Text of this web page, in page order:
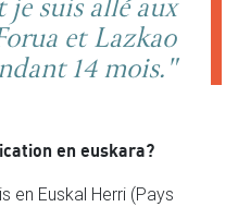
et Lazkao
14 mois."
en euskara?
en Euskal Herri (Pays